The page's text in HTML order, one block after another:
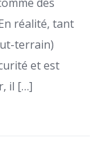
réalité, tant
terrain)
et est
il […]